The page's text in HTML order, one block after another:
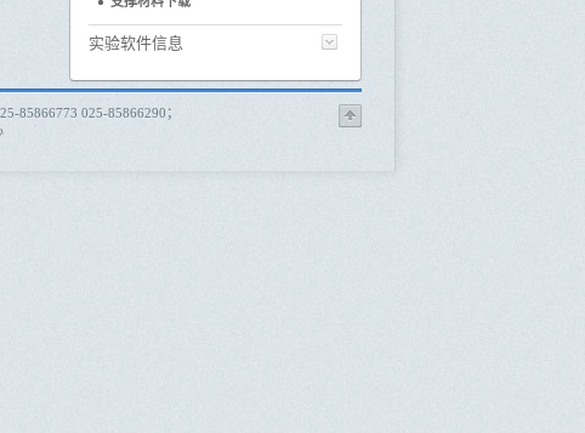
实验软件信息
85866773 025-85866290；